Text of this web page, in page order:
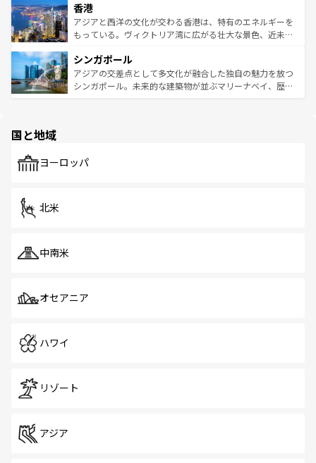
とつ。フォーやバインミー、ベトナムコーヒーなどは、ぜ
ひ現地で味わいたい。どの地域を訪れてもあたたかい人々
が旅行者を迎えてくれるので、きっと忘れられない旅にな
参照してほしい。
の活気が交差している。北部ではチェンマイなどの山岳地
帯で自然と触れ合い、南部ではプーケットやクラビの美し
いビーチでリゾート気分を楽しむことができる。タイ料理
激する。気候は一年中温暖で、どの季節にも異なる楽しみ
が待っている。親しみやすいタイの人々、仏教を中心とし
た文化、そして多様な観光資源が、訪れる旅人を魅了し続
香港
アジアと西洋の文化が交わる香港は、特有のエネルギーを
もっている。ヴィクトリア湾に広がる壮大な景色、近未来
み、どこを訪れても感動するはず。観光スポットが密集し
ており、効率よく見どころを回れるのも魅力。息をのむよ
うな絶景から文化的な体験まで、香港を存分に楽しみ尽く
シンガポール
アジアの交差点として多文化が融合した独自の魅力を放つ
シンガポール。未来的な建築物が並ぶマリーナベイ、歴史
で、ホーカーズは地元の風情を楽しめる外せないスポット
国と地域
ヨーロッパ
北米
中南米
オセアニア
ハワイ
リゾート
アジア